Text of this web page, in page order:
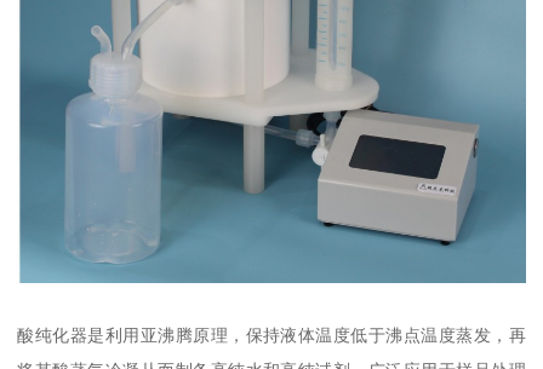
酸纯化器是利用亚沸腾原理，保持液体温度低于沸点温度蒸发，再